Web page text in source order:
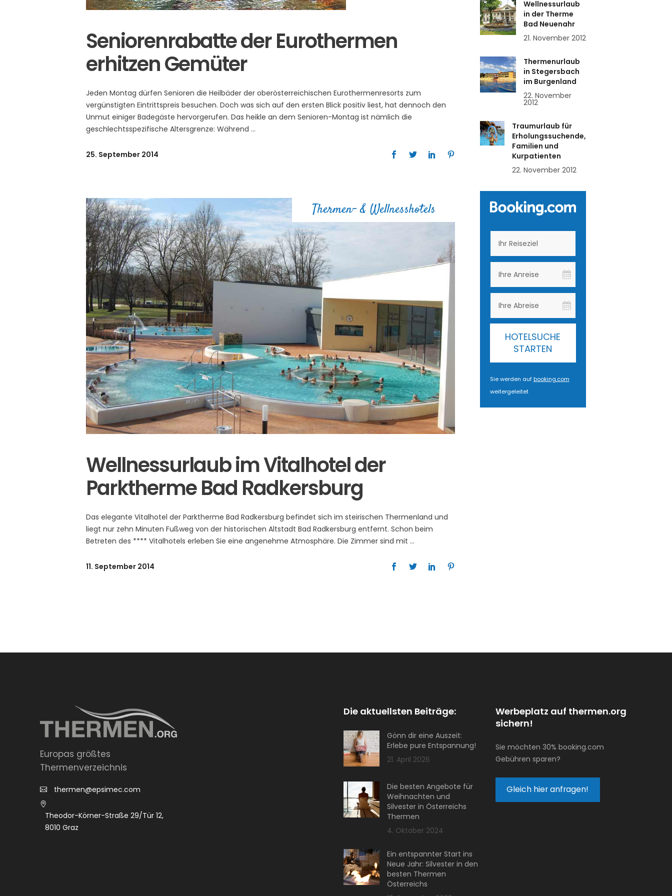
Seniorenrabatte der Eurothermen
erhitzen Gemüter
Jeden Montag dürfen Senioren die Heilbäder der oberösterreichischen Eurothermenresorts zum
vergünstigten Eintrittspreis besuchen. Doch was sich auf den ersten Blick positiv liest, hat dennoch den
Unmut einiger Badegäste hervorgerufen. Das heikle an dem Senioren-Montag ist nämlich die
geschlechtsspezifische Altersgrenze: Während
25. September 2014
Thermen- & Wellnesshotels
Wellnessurlaub im Vitalhotel der
Parktherme Bad Radkersburg
Das elegante Vitalhotel der Parktherme Bad Radkersburg befindet sich im steirischen Thermenland und
liegt nur zehn Minuten Fußweg von der historischen Altstadt Bad Radkersburg entfernt. Schon beim
Betreten des **** Vitalhotels erleben Sie eine angenehme Atmosphäre. Die Zimmer sind mit
11. September 2014
Wellnessurlaub
in der Therme
Bad Neuenahr
21. November 2012
Thermenurlaub
in Stegersbach
im Burgenland
22. November
2012
Traumurlaub für
Erholungssuchende,
Familien und
Kurpatienten
22. November 2012
HOTELSUCHE
STARTEN
Sie werden aufbooking.com
weitergeleitet
Europas größtes
Thermenverzeichnis
thermen@epsimec.com
Theodor-Körner-Straße 29/Tür 12,
8010 Graz
Die aktuellsten Beiträge:
Gönn dir eine Auszeit:
Erlebe pure Entspannung!
21. April 2026
Die besten Angebote für
Weihnachten und
Silvester in Österreichs
Thermen
4. Oktober 2024
Ein entspannter Start ins
Neue Jahr: Silvester in den
besten Thermen
Österreichs
Werbeplatz auf thermen.org
sichern!
Sie möchten 30% booking.com
Gebühren sparen?
Gleich hier anfragen!